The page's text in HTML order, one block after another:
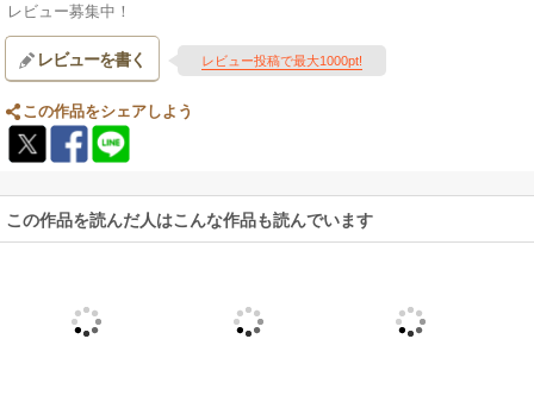
レビュー募集中！
レビューを書く レビュー投稿で最大1000pt!
この作品をシェアしよう
この作品を読んだ人はこんな作品も読んでいます